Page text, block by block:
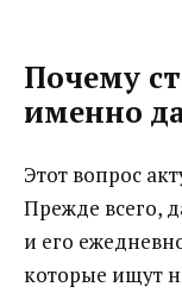
Почему
именно
Этот вопрос
Прежде всего,
и его
которые ищут